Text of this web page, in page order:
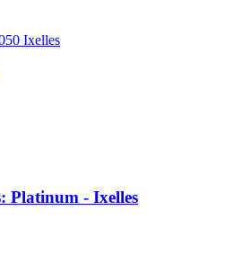
Ixelles
Platinum - Ixelles